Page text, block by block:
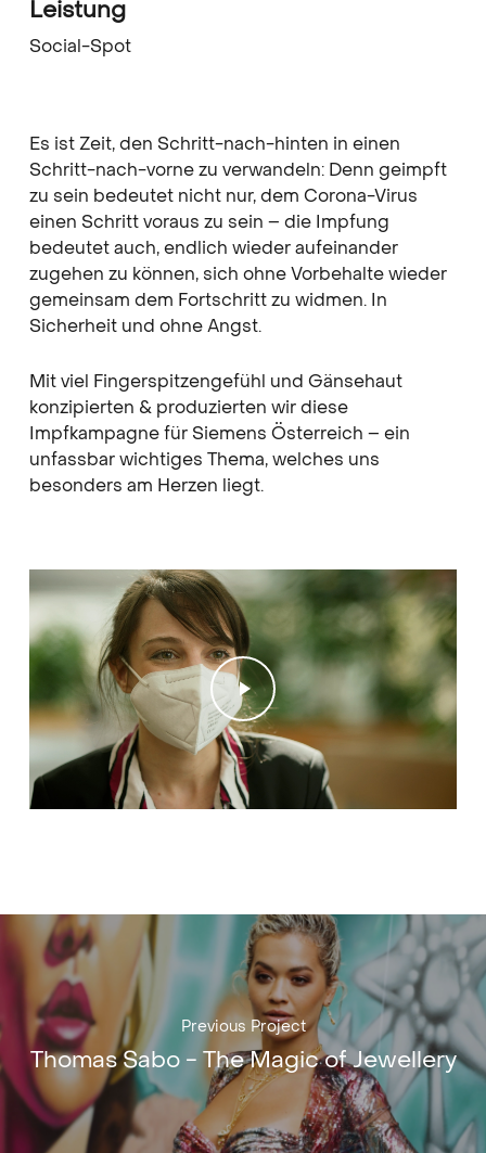
Leistung
Social-Spot
Es ist Zeit, den Schritt-nach-hinten in einen
Schritt-nach-vorne zu verwandeln: Denn geimpft
zu sein bedeutet nicht nur, dem Corona-Virus
einen Schritt voraus zu sein – die Impfung
bedeutet auch, endlich wieder aufeinander
zugehen zu können, sich ohne Vorbehalte wieder
gemeinsam dem Fortschritt zu widmen. In
Sicherheit und ohne Angst.
Mit viel Fingerspitzengefühl und Gänsehaut
konzipierten & produzierten wir diese
Impfkampagne für Siemens Österreich – ein
unfassbar wichtiges Thema, welches uns
besonders am Herzen liegt.
Play Video
Play Video
Previous Project
Thomas Sabo - The Magic of Jewellery